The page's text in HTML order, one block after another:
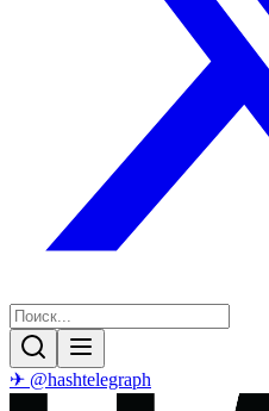
✈ @hashtelegraph